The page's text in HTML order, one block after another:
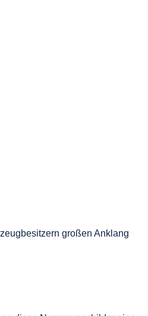
großen Anklang